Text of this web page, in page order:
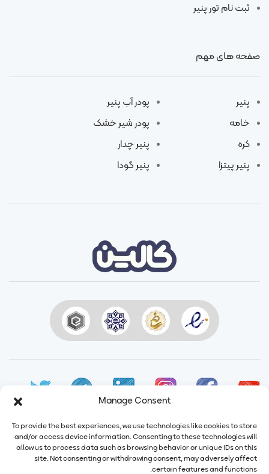
Manage Consent
To provide the best experiences, we use technologies like cookies to store
and/or access device information. Consenting to these technologies will
allow us to process data such as browsing behavior or unique IDs on this
site. Not consenting or withdrawing consent, may adversely affect
certain features and functions.
ثبت نام تور پنیر
صفحه های مهم
پنیر
خامه
کره
پنیر پیتزا
پودر آب پنیر
پودر شیر خشک
پنیر چدار
پنیر گودا
ایمیل:info@calindairy.com